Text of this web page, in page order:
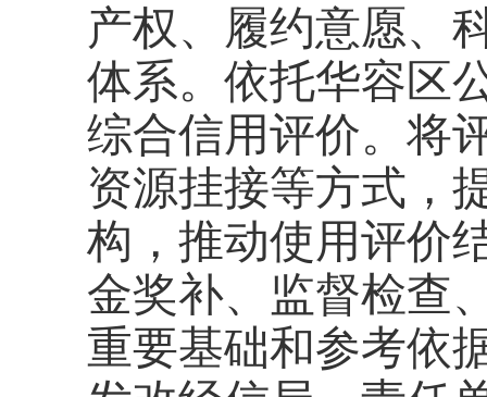
产权、履约意愿、
体系。依托华容区
综合信用评价。将
资源挂接等方式，
构，推动使用评价
金奖补、监督检查
重要基础和参考依